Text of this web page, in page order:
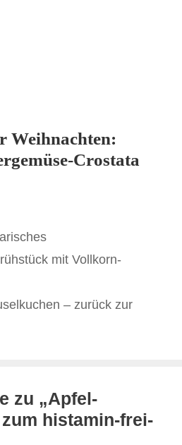
Weihnachten:
Crostata
mit Vollkorn-
– zurück zur
zu „Apfel-
histamin-frei-